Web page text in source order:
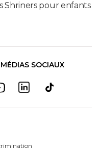
Shriners pour enfants
SOCIAUX